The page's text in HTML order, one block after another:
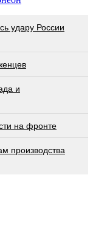
удару России
и
на фронте
производства